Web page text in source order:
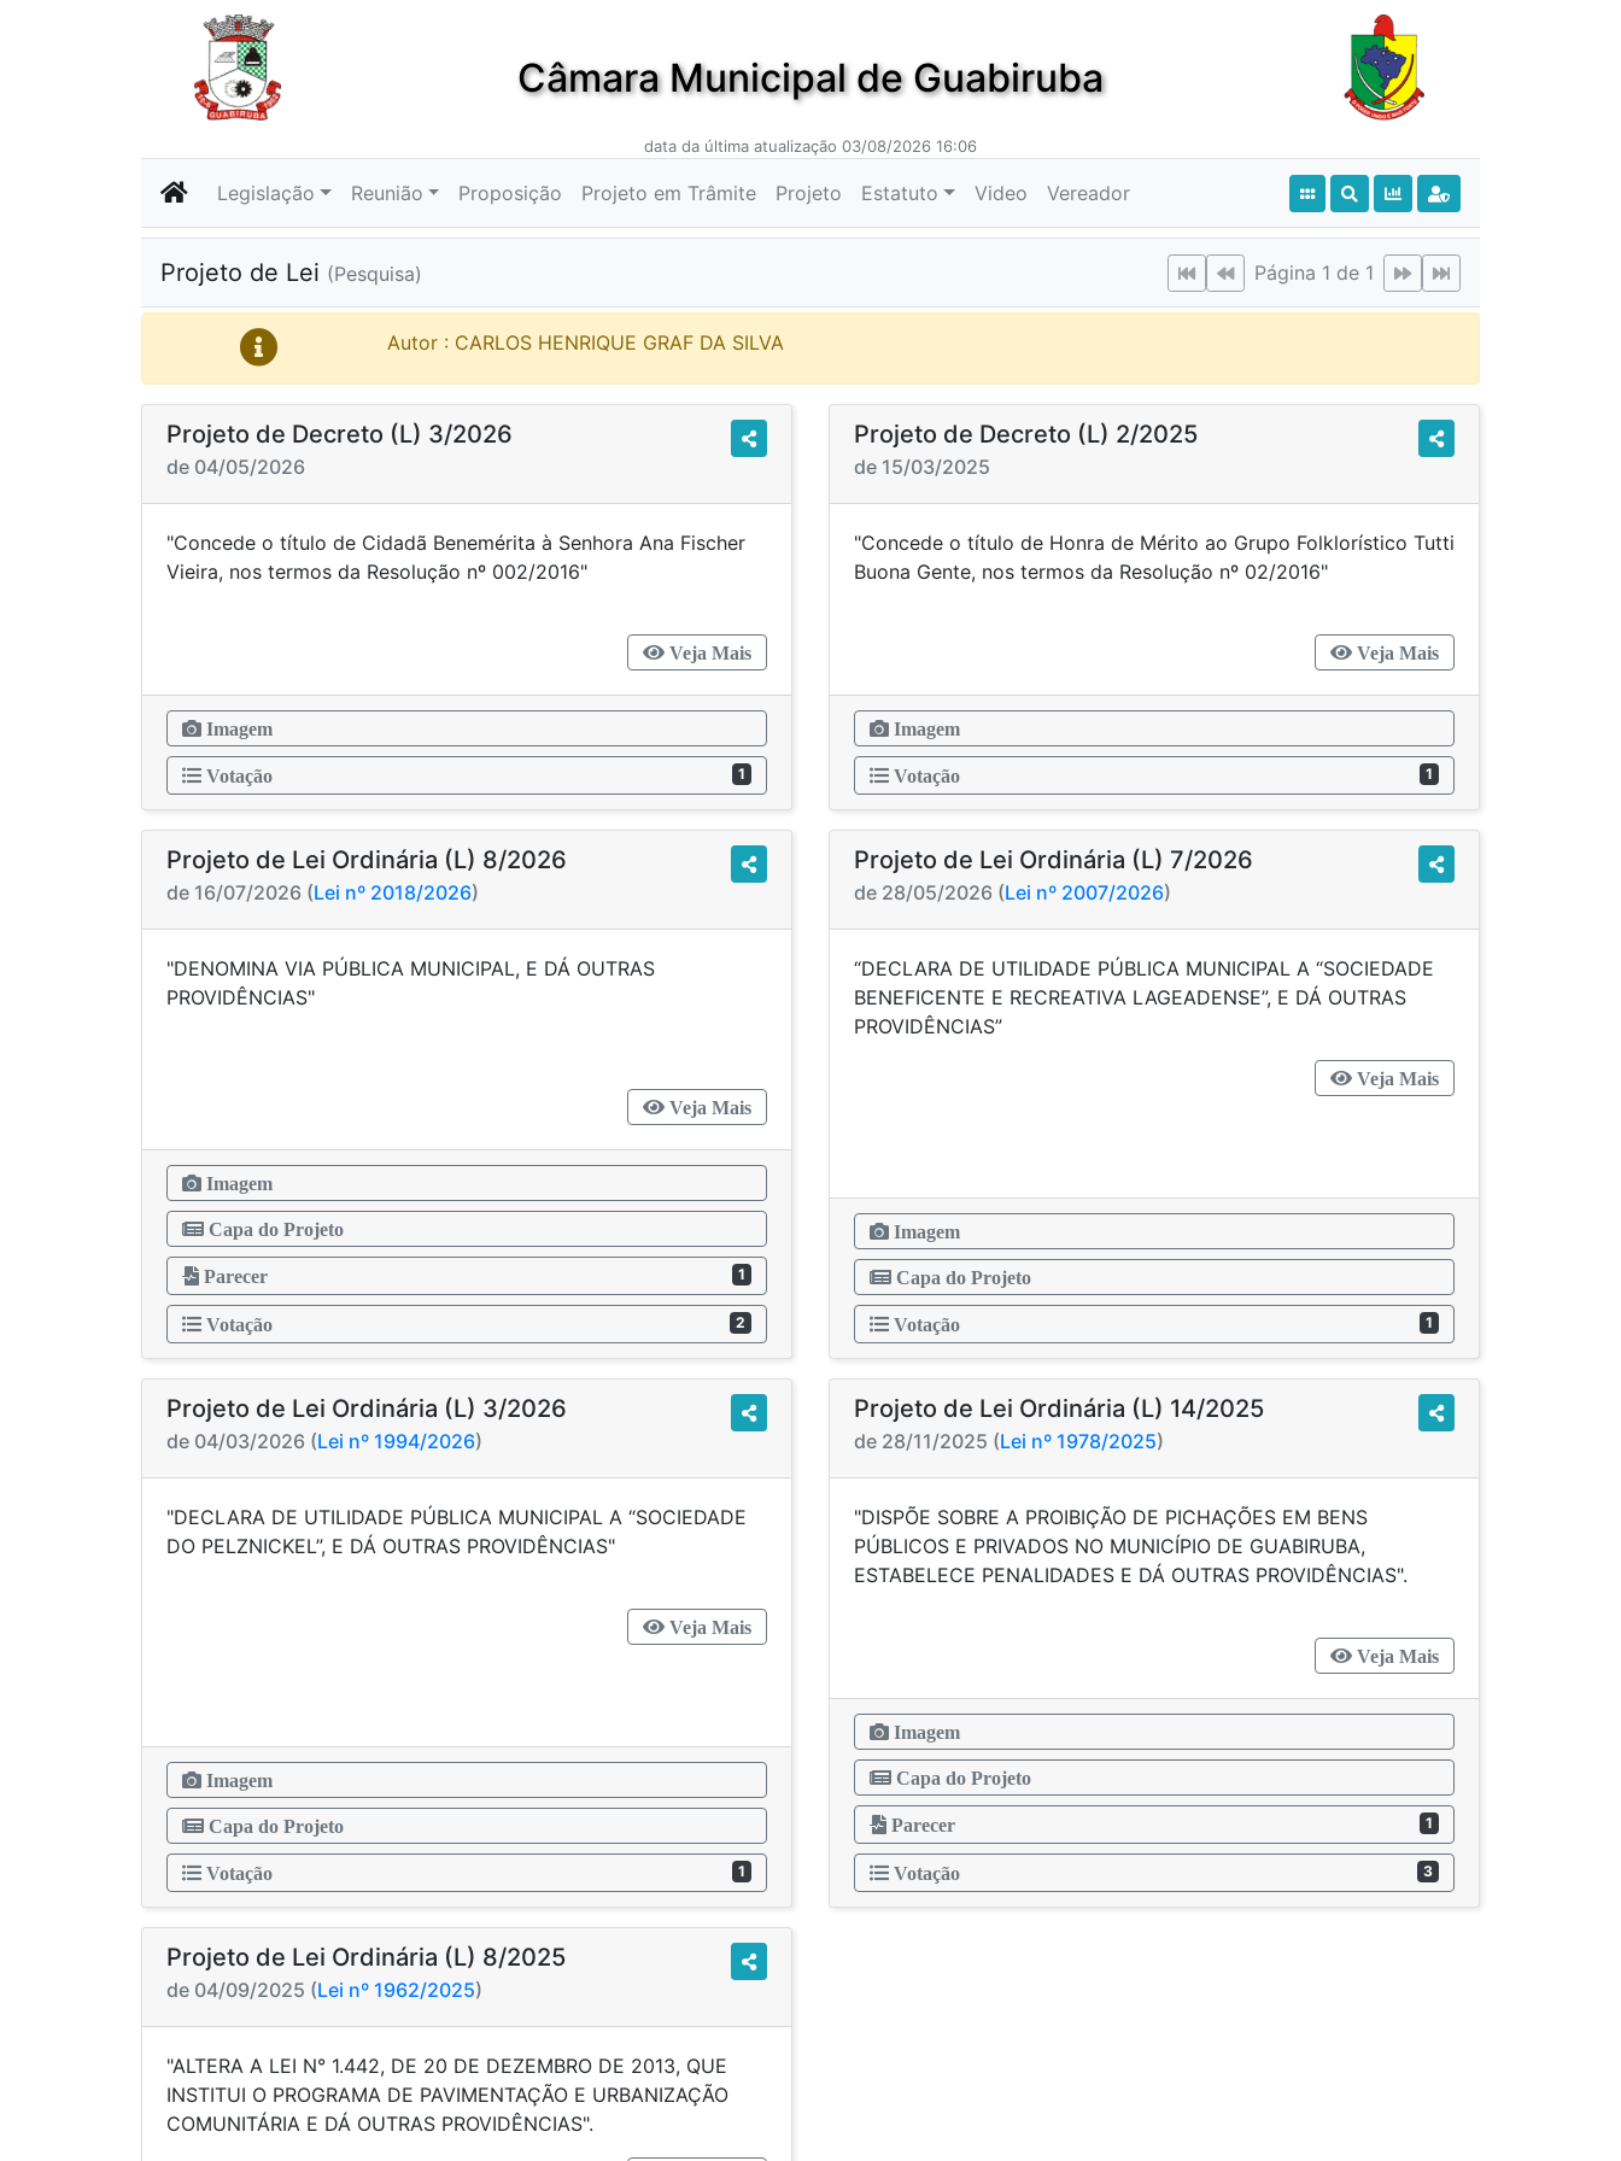
Câmara Municipal de Guabiruba
data da última atualização 03/08/2026 16:06
Legislação Reunião Proposição Projeto em Trâmite Projeto Estatuto Video Vereador
Projeto de Lei (Pesquisa) Página 1 de 1
Autor : CARLOS HENRIQUE GRAF DA SILVA
Projeto de Decreto (L) 3/2026
de 04/05/2026
"Concede o título de Cidadã Benemérita à Senhora Ana Fischer
Vieira, nos termos da Resolução nº 002/2016"
Veja Mais
Imagem
Votação 1
Projeto de Decreto (L) 2/2025
de 15/03/2025
"Concede o título de Honra de Mérito ao Grupo Folklorístico Tutti
Buona Gente, nos termos da Resolução nº 02/2016"
Veja Mais
Imagem
Votação 1
Projeto de Lei Ordinária (L) 8/2026
de 16/07/2026 (Lei nº 2018/2026)
"DENOMINA VIA PÚBLICA MUNICIPAL, E DÁ OUTRAS
PROVIDÊNCIAS"
Veja Mais
Imagem
Capa do Projeto
Parecer 1
Votação 2
Projeto de Lei Ordinária (L) 7/2026
de 28/05/2026 (Lei nº 2007/2026)
“DECLARA DE UTILIDADE PÚBLICA MUNICIPAL A “SOCIEDADE
BENEFICENTE E RECREATIVA LAGEADENSE”, E DÁ OUTRAS
PROVIDÊNCIAS”
Veja Mais
Imagem
Capa do Projeto
Votação 1
Projeto de Lei Ordinária (L) 3/2026
de 04/03/2026 (Lei nº 1994/2026)
"DECLARA DE UTILIDADE PÚBLICA MUNICIPAL A “SOCIEDADE
DO PELZNICKEL”, E DÁ OUTRAS PROVIDÊNCIAS"
Veja Mais
Imagem
Capa do Projeto
Votação 1
Projeto de Lei Ordinária (L) 14/2025
de 28/11/2025 (Lei nº 1978/2025)
"DISPÕE SOBRE A PROIBIÇÃO DE PICHAÇÕES EM BENS
PÚBLICOS E PRIVADOS NO MUNICÍPIO DE GUABIRUBA,
ESTABELECE PENALIDADES E DÁ OUTRAS PROVIDÊNCIAS".
Veja Mais
Imagem
Capa do Projeto
Parecer 1
Votação 3
Projeto de Lei Ordinária (L) 8/2025
de 04/09/2025 (Lei nº 1962/2025)
"ALTERA A LEI N° 1.442, DE 20 DE DEZEMBRO DE 2013, QUE
INSTITUI O PROGRAMA DE PAVIMENTAÇÃO E URBANIZAÇÃO
COMUNITÁRIA E DÁ OUTRAS PROVIDÊNCIAS".